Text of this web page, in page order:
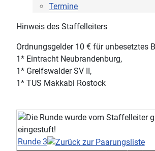
Termine
Hinweis des Staffelleiters
Ordnungsgelder 10 € für unbesetztes
1* Eintracht Neubrandenburg,
1* Greifswalder SV II,
1* TUS Makkabi Rostock
Runde 3